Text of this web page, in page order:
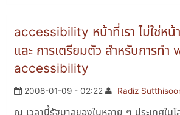
accessibility หน้าที่เรา ไม่ใช่หน้
และ การเตรียมตัว สำหรับการทำ
accessibility
2008-01-09 - 02:22 Radiz
ณ เวลานี้รัฐบาลของในหลาย ๆ ประเทศใน